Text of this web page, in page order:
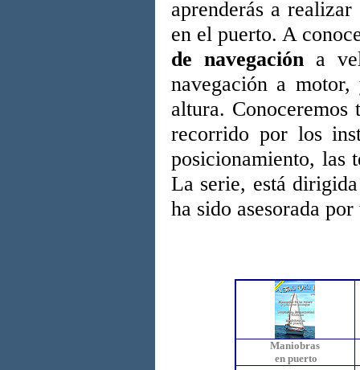
aprenderás a
en el puerto. A
de navegación a
navegación a
altura.
recorrido por los
posicionamiento, las
La serie, está
ha sido asesorada
Maniobras
en puerto